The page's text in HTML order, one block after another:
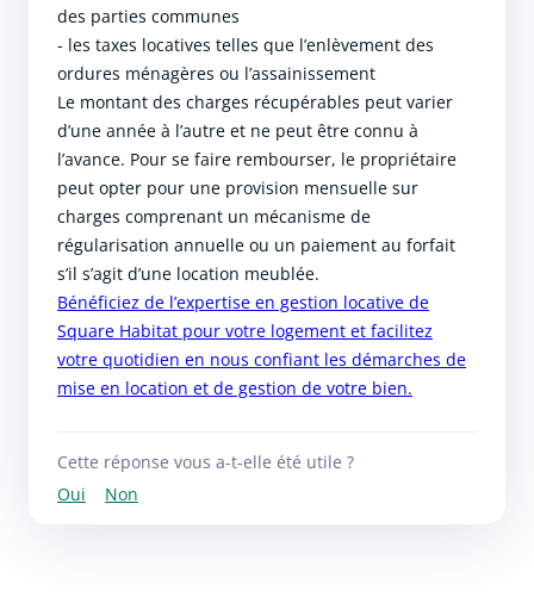
des parties communes
- les taxes locatives telles que l’enlèvement des
ordures ménagères ou l’assainissement
Le montant des charges récupérables peut varier
d’une année à l’autre et ne peut être connu à
l’avance. Pour se faire rembourser, le propriétaire
peut opter pour une provision mensuelle sur
charges comprenant un mécanisme de
régularisation annuelle ou un paiement au forfait
s’il s’agit d’une location meublée.
Bénéficiez de l’expertise en gestion locative de
Square Habitat pour votre logement et facilitez
votre quotidien en nous confiant les démarches de
mise en location et de gestion de votre bien.
Cette réponse vous a-t-elle été utile ?
Oui
Non